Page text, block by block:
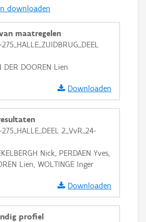
in grijswaarden
downloaden
maatregelen
DER DOOREN Lien
Downloaden
2_VvR_24-
Nick, PERDAEN Yves,
Lien, WOLTINGE Inger
Downloaden
profiel